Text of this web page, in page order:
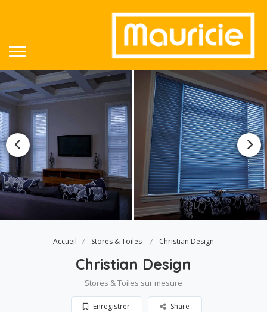
Accueil Stores & Toiles Christian Design
Christian Design
Stores & Toiles sur mesure
Enregistrer Share